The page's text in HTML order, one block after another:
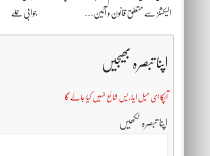
الیکشنز سے متعلق قانون و آئین… جوابی حملے
اپنا تبصرہ بھیجیں
آپکا ای میل ایڈریس شائع نہیں کیا جائے گا
اپنا تبصرہ لکھیں